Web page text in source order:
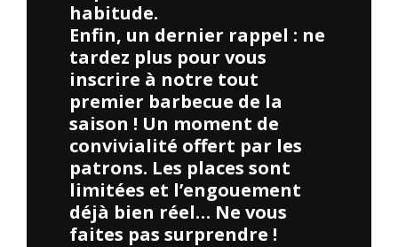
habitude.
Enfin, un dernier rappel : ne
tardez plus pour vous
inscrire à notre tout
premier barbecue de la
saison ! Un moment de
convivialité offert par les
patrons. Les places sont
limitées et l’engouement
déjà bien réel… Ne vous
faites pas surprendre !